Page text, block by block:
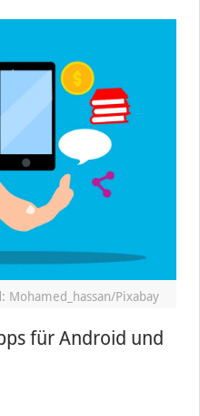
Mohamed_hassan/Pixabay
für Android und